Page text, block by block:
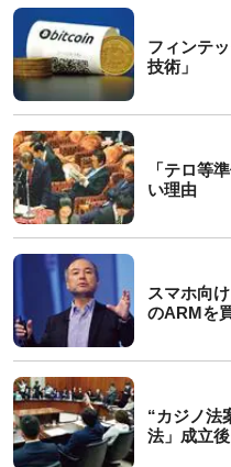
フィンテ
技術」
「テロ等
い理由
スマホ向
のARMを
“カジノ法
法」成立後